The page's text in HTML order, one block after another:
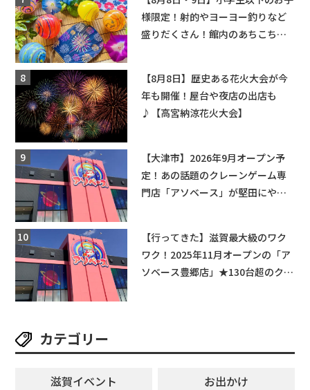
様限定！射的やヨーヨー釣りなど
盛りだくさん！館内のあちこちに
【8月8日】歴史ある花火大会が今
年も開催！屋台や夜店の出店も
♪【高宮納涼花火大会】
【大津市】2026年9月オープン予
定！あの話題のクレーンゲーム専
門店「アソベース」が堅田にやっ
【行ってきた】滋賀最大級のワク
ワク！2025年11月オープンの「ア
ソベース豊郷店」★130台超のクレ
カテゴリー
滋賀イベント
お出かけ